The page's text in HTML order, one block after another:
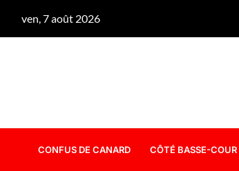
ven, 7 août 2026
CONFUS DE CANARD CÔTÉ BASSE-COUR